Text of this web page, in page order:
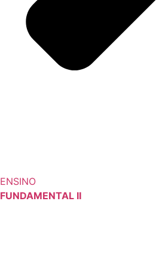
ENSINO
FUNDAMENTAL II